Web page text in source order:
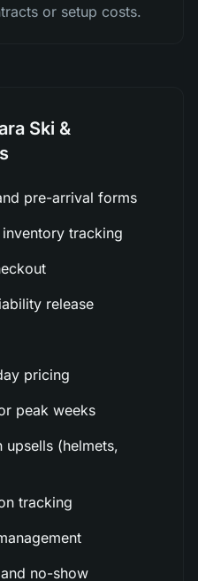
or setup costs.
Ski &
pre-arrival forms
tracking
release
pricing
peak weeks
upsells (helmets,
tracking
no-show